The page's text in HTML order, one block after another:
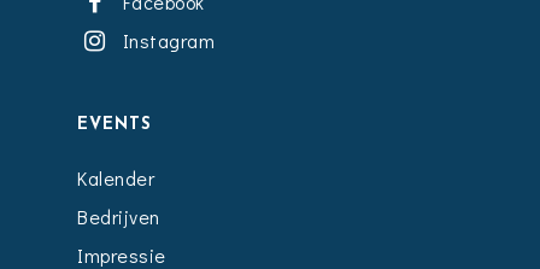
Instagram
EVENTS
Kalender
Bedrijven
Impressie